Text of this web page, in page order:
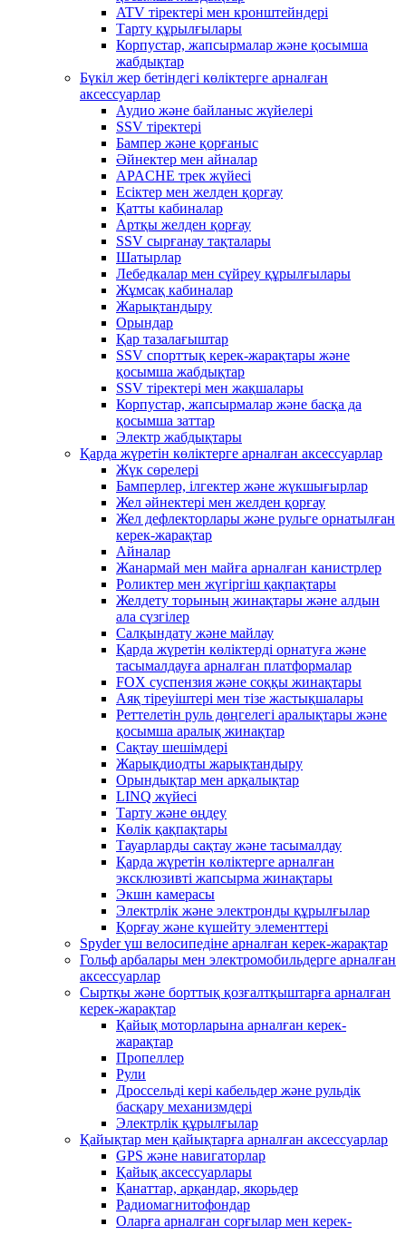
ATV тіректері мен кронштейндері
Тарту құрылғылары
Корпустар, жапсырмалар және қосымша
жабдықтар
Бүкіл жер бетіндегі көліктерге арналған
аксессуарлар
Аудио және байланыс жүйелері
SSV тіректері
Бампер және қорғаныс
Әйнектер мен айналар
APACHE трек жүйесі
Есіктер мен желден қорғау
Қатты кабиналар
Артқы желден қорғау
SSV сырғанау тақталары
Шатырлар
Лебедкалар мен сүйреу құрылғылары
Жұмсақ кабиналар
Жарықтандыру
Орындар
Қар тазалағыштар
SSV спорттық керек-жарақтары және
қосымша жабдықтар
SSV тіректері мен жақшалары
Корпустар, жапсырмалар және басқа да
қосымша заттар
Электр жабдықтары
Қарда жүретін көліктерге арналған аксессуарлар
Жүк сөрелері
Бамперлер, ілгектер және жүкшығырлар
Жел әйнектері мен желден қорғау
Жел дефлекторлары және рульге орнатылған
керек-жарақтар
Айналар
Жанармай мен майға арналған канистрлер
Роликтер мен жүгіргіш қақпақтары
Желдету торының жинақтары және алдын
ала сүзгілер
Салқындату және майлау
Қарда жүретін көліктерді орнатуға және
тасымалдауға арналған платформалар
FOX суспензия және соққы жинақтары
Аяқ тіреуіштері мен тізе жастықшалары
Реттелетін руль дөңгелегі аралықтары және
қосымша аралық жинақтар
Сақтау шешімдері
Жарықдиодты жарықтандыру
Орындықтар мен арқалықтар
LINQ жүйесі
Тарту және өңдеу
Көлік қақпақтары
Тауарларды сақтау және тасымалдау
Қарда жүретін көліктерге арналған
эксклюзивті жапсырма жинақтары
Экшн камерасы
Электрлік және электронды құрылғылар
Қорғау және күшейту элементтері
Spyder үш велосипедіне арналған керек-жарақтар
Гольф арбалары мен электромобильдерге арналған
аксессуарлар
Сыртқы және борттық қозғалтқыштарға арналған
керек-жарақтар
Қайық моторларына арналған керек-
жарақтар
Пропеллер
Рули
Дроссельді кері кабельдер және рульдік
басқару механизмдері
Электрлік құрылғылар
Қайықтар мен қайықтарға арналған аксессуарлар
GPS және навигаторлар
Қайық аксессуарлары
Қанаттар, арқандар, якорьдер
Радиомагнитофондар
Оларға арналған сорғылар мен керек-